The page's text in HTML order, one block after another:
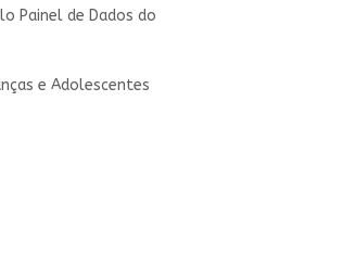
Painel de Dados do
e Adolescentes